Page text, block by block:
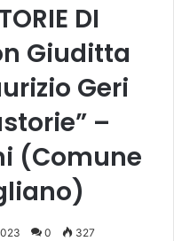
DI
Giuditta
Geri
–
(Comune
0 327